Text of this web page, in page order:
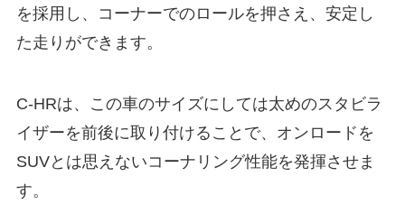
を採用し、コーナーでのロールを押さえ、安定し
た走りができます。
C-HRは、この車のサイズにしては太めのスタビラ
イザーを前後に取り付けることで、オンロードを
SUVとは思えないコーナリング性能を発揮させま
す。